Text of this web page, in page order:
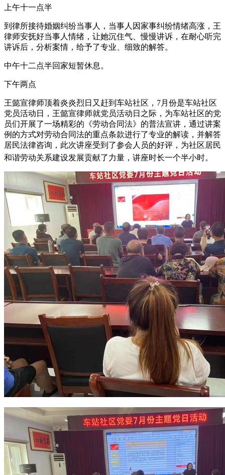
上午十一点半
到律所接待婚姻纠纷当事人，当事人因家事纠纷情绪高涨，王
律师安抚好当事人情绪，让她沉住气、慢慢讲诉，在耐心听完
讲诉后，分析案情，给予了专业、细致的解答。
中午十二点半回家短暂休息。
下午两点
王懿宣律师顶着炎炎烈日又赶到车站社区，7月份是车站社区
党员活动日，王懿宣律师就党员活动日之际，为车站社区的党
员们开展了一场精彩的《劳动合同法》的普法宣讲，通过讲案
例的方式对劳动合同法的重点条款进行了专业的解读，并解答
居民法律咨询，此次讲座受到了参会人员的好评，为社区居民
和谐劳动关系建设发展贡献了力量，讲座时长一个半小时。